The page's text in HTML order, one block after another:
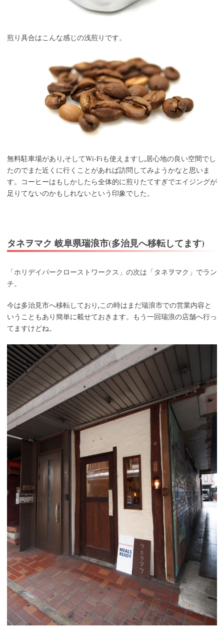
煎り具合はこんな感じの浅煎りです。
無料駐車場があり,そしてWi-Fiも使えますし,居心地の良い空間でし
たのでまた近くに行くことがあれば訪問してみようかなと思いま
す。コーヒーはもしかしたら全体的に煎りたてすぎでエイジングが
足りてないのかもしれないという印象でした。
タネヲマク 岐阜県瑞浪市(多治見へ移転してます)
「ホリデイパークローストワークス」の次は「タネヲマク」でラン
チ。
今は多治見市へ移転しており,この時はまだ瑞浪市での営業内容と
いうこともあり簡単に載せておきます。もう一回瑞浪の店舗へ行っ
てますけどね。